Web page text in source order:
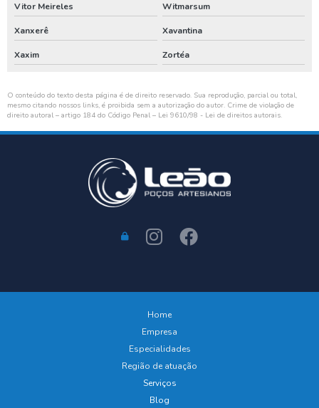
Vitor Meireles Witmarsum
Xanxerê Xavantina
Xaxim Zortéa
O conteúdo do texto desta página é de direito reservado. Sua reprodução, parcial ou total,
mesmo citando nossos links, é proibida sem a autorização do autor. Crime de violação de
direito autoral – artigo 184 do Código Penal – Lei 9610/98 - Lei de direitos autorais.
Home
Empresa
Especialidades
Região de atuação
Serviços
Blog